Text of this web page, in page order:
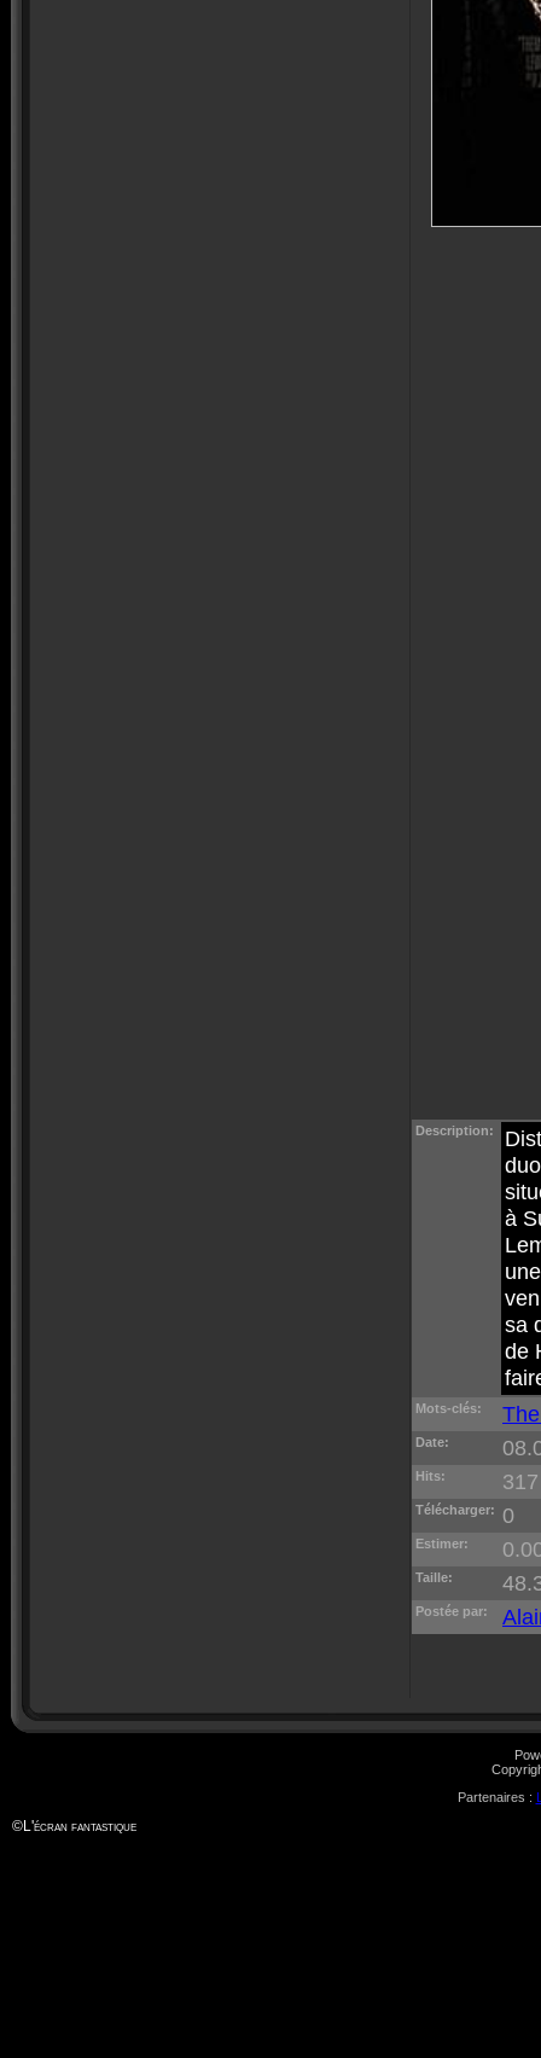
Description:
à
sa
de
Mots-clés:
Date:
Hits: 317
Télécharger: 0
Estimer:
Taille:
Postée par:
Partenaires :
©L'écran fantastique